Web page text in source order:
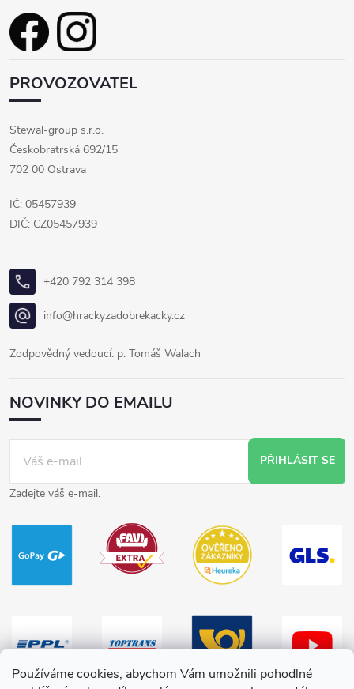
Používáme cookies, abychom Vám umožnili pohodlné
PROVOZOVATEL
Stewal-group s.r.o.
Českobratrská 692/15
702 00 Ostrava
IČ: 05457939
DIČ: CZ05457939
+420 792 314 398
info@hrackyzadobrekacky.cz
Zodpovědný vedoucí: p. Tomáš Walach
NOVINKY DO EMAILU
PŘIHLÁSIT SE
Zadejte váš e-mail.